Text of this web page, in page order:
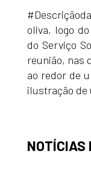
oliva, logo
do Serviço
reunião, nas
ao redor de
ilustração de
NOTÍCIAS